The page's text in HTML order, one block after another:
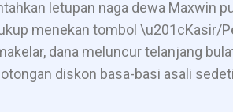
letupan naga dewa Maxwin
menekan tombol \u201cKasir/
dana meluncur telanjang
diskon basa-basi asali